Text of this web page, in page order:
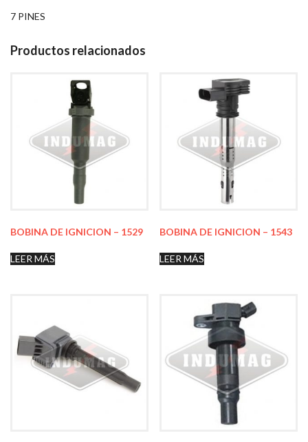
7 PINES
Productos relacionados
BOBINA DE IGNICION – 1529
LEER MÁS
BOBINA DE IGNICION – 1543
LEER MÁS